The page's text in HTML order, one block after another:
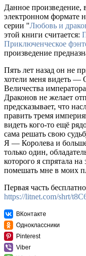
Данное произведение,
электронном формате
серии "Любовь и
этой книги считается:
Приключенческое
произведение
Пять лет назад он не
хотели меня видеть —
Величества
Драконов не желает
предсказывает, что
править тремя
видеть кого-то ещё
сама решать свою
Я — Королева и
только один,
которого я спрятала
помешать мне в моих
Первая часть
https://litnet.com/shrt/
ВКонтакте
Одноклассники
Pinterest
Viber